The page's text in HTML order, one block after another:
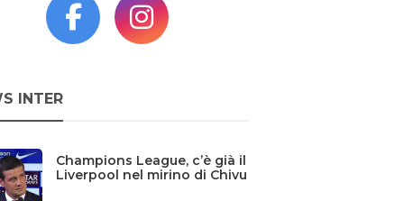
INTER
Champions League, c’è già il
Liverpool nel mirino di Chivu